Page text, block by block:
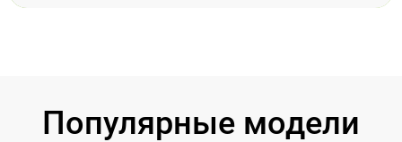
Популярные модели